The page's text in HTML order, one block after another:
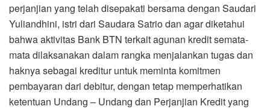
perjanjian yang telah disepakati bersama dengan Saudari
Yuliandhini, istri dari Saudara Satrio dan agar diketahui
bahwa aktivitas Bank BTN terkait agunan kredit semata-
mata dilaksanakan dalam rangka menjalankan tugas dan
haknya sebagai kreditur untuk meminta komitmen
pembayaran dari debitur, dengan tetap memperhatikan
ketentuan Undang – Undang dan Perjanjian Kredit yang